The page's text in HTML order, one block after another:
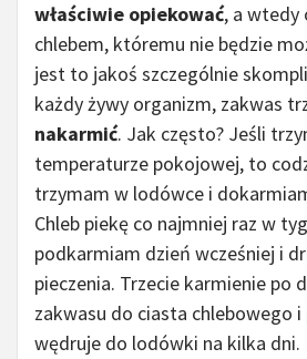
właściwie opiekować, a wtedy
chlebem, któremu nie będzie
jest to jakoś szczególnie
każdy żywy organizm, zakwas
nakarmić. Jak często? Jeśli
temperaturze pokojowej, to
trzymam w lodówce i
Chleb piekę co najmniej raz w
podkarmiam dzień wcześniej i
pieczenia. Trzecie karmienie po
zakwasu do ciasta chlebowego i
wędruje do lodówki na kilka dni.